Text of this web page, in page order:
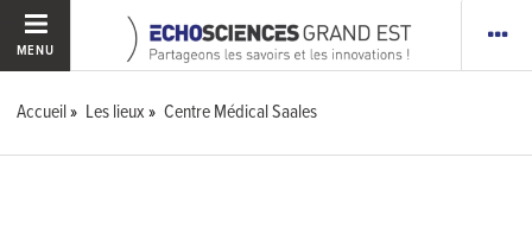
MENU
Accueil Les lieux Centre Médical Saales